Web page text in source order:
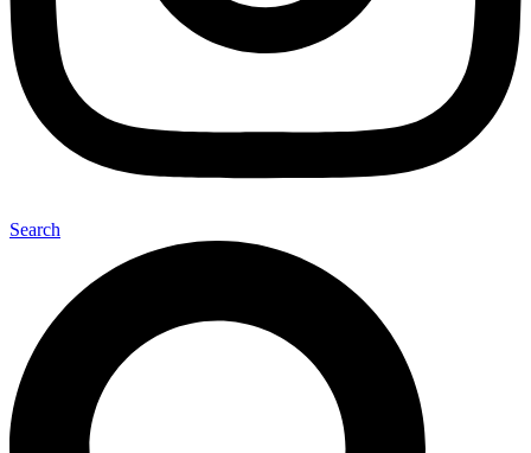
Search